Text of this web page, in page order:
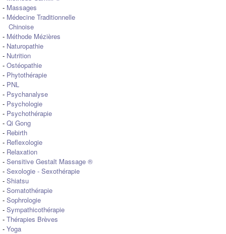
- Massages
- Médecine Traditionnelle
Chinoise
- Méthode Mézières
- Naturopathie
- Nutrition
- Ostéopathie
- Phytothérapie
- PNL
- Psychanalyse
- Psychologie
- Psychothérapie
- Qi Gong
- Rebirth
- Reflexologie
- Relaxation
- Sensitive Gestalt Massage ®
- Sexologie - Sexothérapie
- Shiatsu
- Somatothérapie
- Sophrologie
- Sympathicothérapie
- Thérapies Brèves
- Yoga